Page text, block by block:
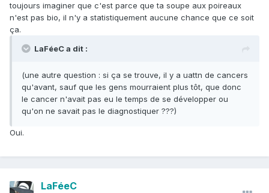
toujours imaginer que c'est parce que ta soupe aux poireaux
n'est pas bio, il n'y a statistiquement aucune chance que ce soit
ça.
LaFéeC a dit :
(une autre question : si ça se trouve, il y a uattn de cancers
qu'avant, sauf que les gens mourraient plus tôt, que donc
le cancer n'avait pas eu le temps de se développer ou
qu'on ne savait pas le diagnostiquer ???)
Oui.
LaFéeC